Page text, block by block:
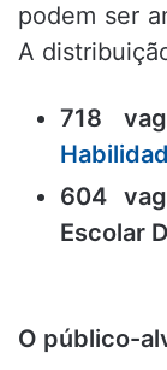
podem ser
A
718
604
Escolar
O público-